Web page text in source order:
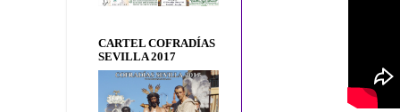
CARTEL COFRADÍAS
SEVILLA 2017